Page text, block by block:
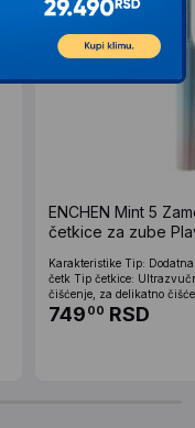
ENCHEN Mint 5
četkice za zube
Karakteristike Tip:
četk Tip četkice:
čišćenje, za delikatno
749 00 RSD